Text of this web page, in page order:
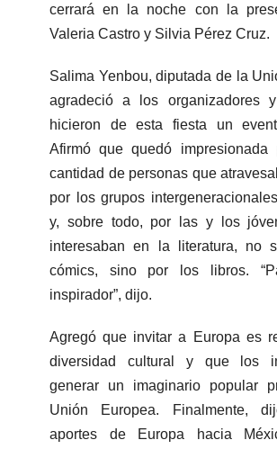
cerrará en la noche con la
Valeria Castro y Silvia Pérez Cruz.
Salima Yenbou, diputada de la
agradeció a los organizadores
hicieron de esta fiesta un
Afirmó que quedó impresionada
cantidad de personas que
por los grupos
y, sobre todo, por las y los
interesaban en la literatura, no
cómics, sino por los libros.
inspirador”, dijo.
Agregó que invitar a Europa es
diversidad cultural y que los
generar un imaginario popular
Unión Europea. Finalmente,
aportes de Europa hacia